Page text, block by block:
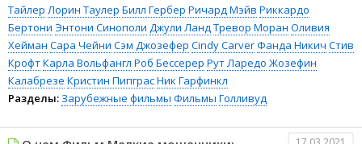
Тайлер Лорин Таулер Билл Гербер Ричард Мэйв Риккардо
Бертони Энтони Синополи Джули Ланд Тревор Моран Оливия
Хейман Сара Чейни Сэм Джозефер Cindy CarverФанда Никич Стив
КрофтКарла Вольфангл Роб Бессерер Рут Ларедо Жозефин
Калабрезе Кристин ПипграсНик Гарфинкл
Разделы: Зарубежные фильмы Фильмы Голливуд